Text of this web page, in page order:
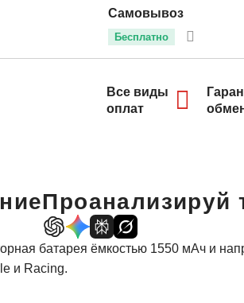
Самовывоз
Бесплатно
Все виды
оплат
Проанализируй
батарея ёмкостью 1550 мАч и
и Racing.